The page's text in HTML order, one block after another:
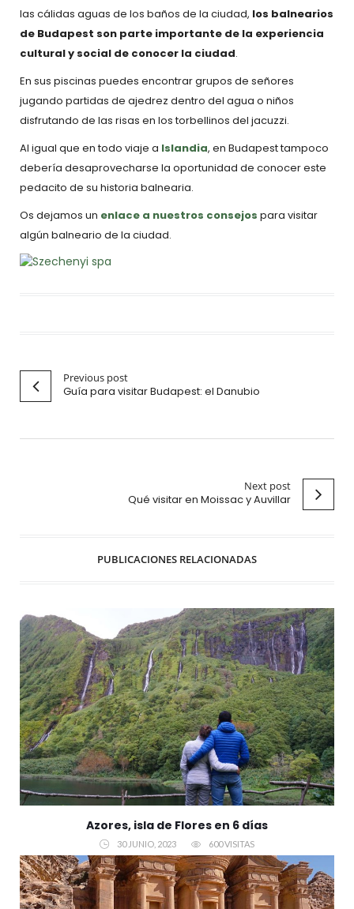
las cálidas aguas de los baños de la ciudad, los balnearios
de Budapest son parte importante de la experiencia
cultural y social de conocer la ciudad.
En sus piscinas puedes encontrar grupos de señores
jugando partidas de ajedrez dentro del agua o niños
disfrutando de las risas en los torbellinos del jacuzzi.
Al igual que en todo viaje a Islandia, en Budapest tampoco
debería desaprovecharse la oportunidad de conocer este
pedacito de su historia balnearia.
Os dejamos un enlace a nuestros consejos para visitar
algún balneario de la ciudad.
Previous post
Guía para visitar Budapest: el Danubio
Next post
Qué visitar en Moissac y Auvillar
PUBLICACIONES RELACIONADAS
Azores, isla de Flores en 6 días
30 JUNIO, 2023 600 VISITAS